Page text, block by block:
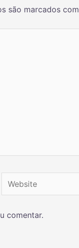
são marcados com
comentar.